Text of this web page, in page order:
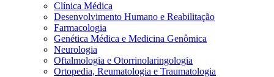
Clínica Médica
Desenvolvimento Humano e Reabilitação
Farmacologia
Genética Médica e Medicina Genômica
Neurologia
Oftalmologia e Otorrinolaringologia
Ortopedia, Reumatologia e Traumatologia